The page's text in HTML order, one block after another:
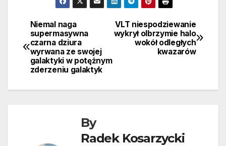
Nawigacja
wpisu
VLT niespodziewanie
wykrył olbrzymie halo
wokół odległych
kwazarów
Niemal naga
supermasywna
czarna dziura
wyrwana ze swojej
galaktyki w potężnym
zderzeniu galaktyk
By
Radek Kosarzycki